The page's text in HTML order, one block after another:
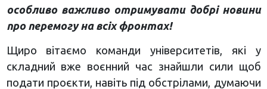
особливо важливо отримувати добрі новини
про перемогу на всіх фронтах!
Щиро вітаємо команди університетів, які у
складний вже воєнний час знайшли сили щоб
подати проєкти, навіть під обстрілами, думаючи